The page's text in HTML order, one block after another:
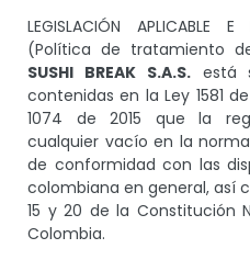
LEGISLACIÓN APLICABLE
(Política de tratamiento de
SUSHI BREAK S.A.S.está
contenidas en la Ley 1581
1074 de 2015 que la
cualquier vacío en la
de conformidad con las
colombiana en general, así
15 y 20 de la Constitución
Colombia.